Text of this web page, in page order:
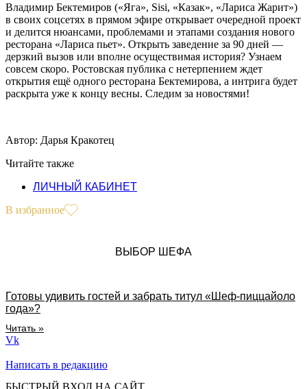
Владимир Бектемиров («Яга», Sisi, «Казак», «Лариса Жарит»)
в своих соцсетях в прямом эфире открывает очередной проект
и делится нюансами, проблемами и этапами создания нового
ресторана «Лариса пьет». Открыть заведение за 90 дней —
дерзкий вызов или вполне осуществимая история? Узнаем
совсем скоро. Ростовская публика с нетерпением ждет
открытия ещё одного ресторана Бектемирова, а интрига будет
раскрыта уже к концу весны. Следим за новостями!
Автор: Дарья Кракотец
Читайте также
ЛИЧНЫЙ КАБИНЕТ
В избранное
ВЫБОР ШЕФА
Готовы удивить гостей и забрать титул «Шеф-пиццайоло
года»?
Читать »
Vk
Написать в редакцию
БЫСТРЫЙ ВХОД НА САЙТ